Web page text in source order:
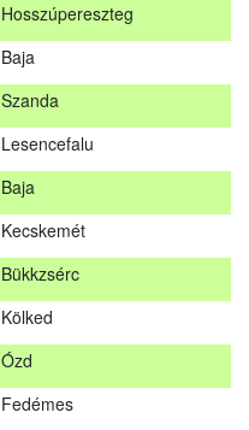
Hosszúpereszteg
Baja
Szanda
Lesencefalu
Baja
Kecskemét
Bükkzsérc
Kölked
Ózd
Fedémes
Szendrő
Veresegyház
Baja